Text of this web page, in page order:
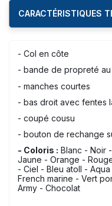
CARACTÉRISTIQUES
- Col en côte
- bande de propreté au
- manches courtes
- bas droit avec fentes
- coupé cousu
- bouton de rechange
- Coloris : Blanc - Noir
Jaune - Orange -
- Ciel - Bleu atoll -
French marine - Vert
Army - Chocolat